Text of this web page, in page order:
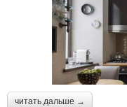
читать дальше →